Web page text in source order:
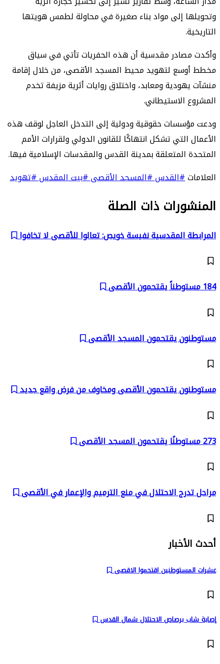
وتحويلها إلى مواد بناء صغيرة في محاولة لطمس هويتها
التاريخية.
وأكدت مصادر مقدسية أن هذه الحفريات تأتي في سياق
مخطط أوسع لتهويد محيط المسجد الأقصى، من خلال إقامة
منشآت يهودية ومعابد، واختلاق روايات أثرية مزيفة تخدم
المشروع الاستيطاني.
ودعت مؤسسات حقوقية ودولية إلى التدخل العاجل لوقف هذه
الأعمال التي تشكل انتهاكًا للقانون الدولي ولقرارات الأمم
المتحدة المتعلقة بمدينة القدس والمقدسات الإسلامية فيها.
العلامات#القدس#المسجد الأقصى#بيت المقدس#تهويد
المنشورات ذات الصلة
المرابطة المقدسية نفيسة خويص: تعالوا للأقصى لا تخافوا
184 مستوطناً يقتحمون الأقصى
مستوطنون يقتحمون المسجد الأقصى
مستوطنون يقتحمون الأقصى ومخاوف من فرض واقع جديد
273 مستوطنًا يقتحمون المسجد الأقصى
مراحل تدرج الاحتلال في منع الترميم والإعمار في الأقصى
أحدث الأخبار
عشرات المستوطنين اقتحموا الاقصى
إصابة شاب برصاص الاحتلال شمال القدس